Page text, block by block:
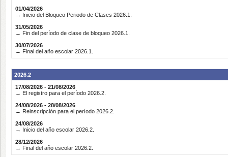
01/04/2026
→ Inicio del Bloqueo Periodo de Clases 2026.1.
31/05/2026
→ Fin del período de clase de bloqueo 2026.1.
30/07/2026
→ Final del año escolar 2026.1.
2026.2
17/08/2026 - 21/08/2026
→ El registro para el período 2026.2.
24/08/2026 - 28/08/2026
→ Reinscripción para el período 2026.2.
24/08/2026
→ Inicio del año escolar 2026.2.
28/12/2026
→ Final del año escolar 2026.2.